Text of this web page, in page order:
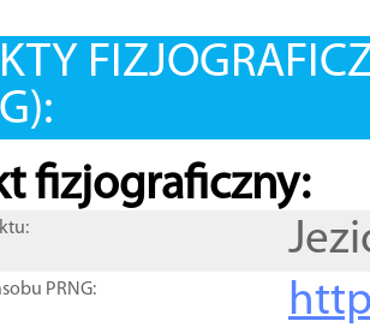
fizjograficzny:
PRNG: